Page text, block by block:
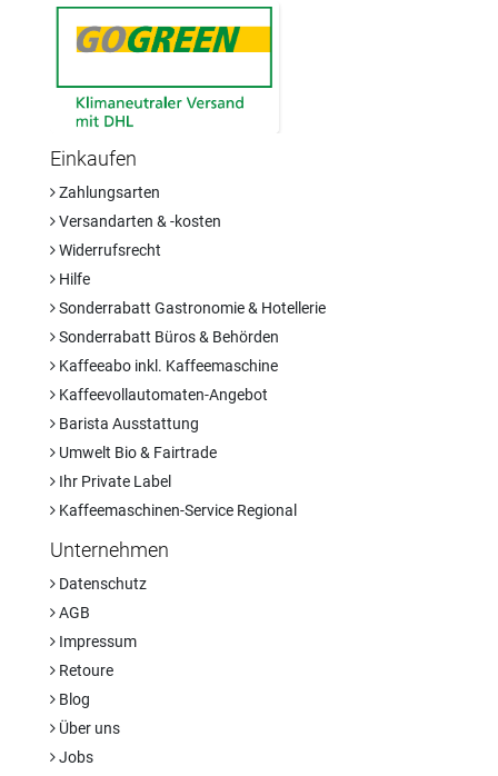
Einkaufen
Zahlungsarten
Versandarten & -kosten
Widerrufsrecht
Hilfe
Sonderrabatt Gastronomie & Hotellerie
Sonderrabatt Büros & Behörden
Kaffeeabo inkl. Kaffeemaschine
Kaffeevollautomaten-Angebot
Barista Ausstattung
Umwelt Bio & Fairtrade
Ihr Private Label
Kaffeemaschinen-Service Regional
Unternehmen
Datenschutz
AGB
Impressum
Retoure
Blog
Über uns
Jobs